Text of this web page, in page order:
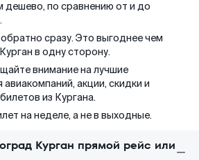
дешево, по сравнению от и до
сразу. Это выгоднее чем
в одну сторону.
внимание на лучшие
акции, скидки и
из Кургана.
на неделе, а не в выходные.
Курган прямой рейс или